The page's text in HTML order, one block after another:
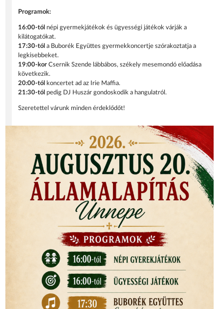
Programok:
16:00-tól népi gyermekjátékok és ügyességi játékok várják a
kilátogatókat.
17:30-tól a Buborék Együttes gyermekkoncertje szórakoztatja a
legkisebbeket.
19:00-korCsernik Szende lábbábos, székely mesemondó előadása
következik.
20:00-tól
koncertet ad az Irie Maffia.
21:30-tól pedig DJ Huszár gondoskodik a hangulatról.
Szeretettel várunk minden érdeklődőt!